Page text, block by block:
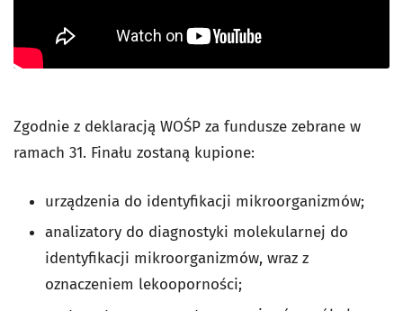
Zgodnie z deklaracją WOŚP za fundusze zebrane w
ramach 31. Finału zostaną kupione:
urządzenia do identyfikacji mikroorganizmów;
analizatory do diagnostyki molekularnej do
identyfikacji mikroorganizmów, wraz z
oznaczeniem lekooporności;